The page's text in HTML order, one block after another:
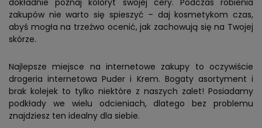
dokładnie poznaj koloryt swojej cery. Podczas robienia
zakupów nie warto się spieszyć – daj kosmetykom czas,
abyś mogła na trzeźwo ocenić, jak zachowują się na Twojej
skórze.
Najlepsze miejsce na internetowe zakupy to oczywiście
drogeria internetowa Puder i Krem. Bogaty asortyment i
brak kolejek to tylko niektóre z naszych zalet! Posiadamy
podkłady we wielu odcieniach, dlatego bez problemu
znajdziesz ten idealny dla siebie.